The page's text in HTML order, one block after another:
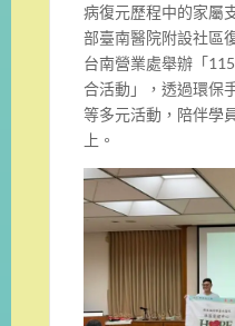
病復元歷程中的家屬
部臺南醫院附設社區
台南營業處舉辦「
合活動」，透過環保
等多元活動，陪伴學
上。